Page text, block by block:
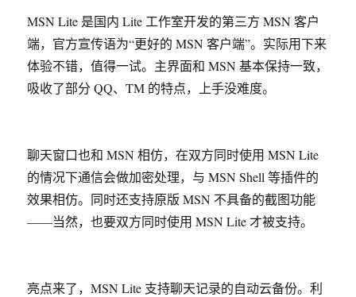
MSN Lite 是国内 Lite 工作室开发的第三方 MSN 客户
端，官方宣传语为“更好的 MSN 客户端”。实际用下来
体验不错，值得一试。主界面和 MSN 基本保持一致，
吸收了部分 QQ、TM 的特点，上手没难度。
聊天窗口也和 MSN 相仿，在双方同时使用 MSN Lite
的情况下通信会做加密处理，与 MSN Shell 等插件的
效果相仿。同时还支持原版 MSN 不具备的截图功能
——当然，也要双方同时使用 MSN Lite 才被支持。
亮点来了，MSN Lite 支持聊天记录的自动云备份。利